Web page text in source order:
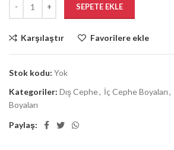
SEPETE EKLE
Karşılaştır Favorilere ekle
Stok kodu: Yok
Kategoriler: Dış Cephe, İç Cephe Boyaları,
Boyaları
Paylaş: